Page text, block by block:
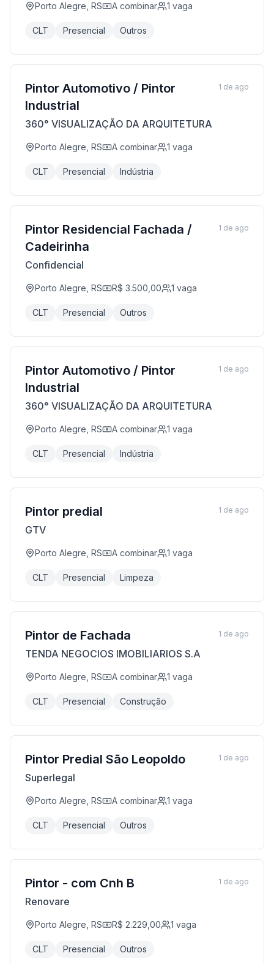
Porto Alegre, RS A combinar 1 vaga
CLT Presencial Outros
Pintor Automotivo / Pintor
Industrial
360° VISUALIZAÇÃO DA ARQUITETURA
Porto Alegre, RS A combinar 1 vaga
CLT Presencial Indústria
1 de ago
Pintor Residencial Fachada /
Cadeirinha
Confidencial
Porto Alegre, RS R$ 3.500,00 1 vaga
CLT Presencial Outros
1 de ago
Pintor Automotivo / Pintor
Industrial
360° VISUALIZAÇÃO DA ARQUITETURA
Porto Alegre, RS A combinar 1 vaga
CLT Presencial Indústria
1 de ago
Pintor predial
GTV
Porto Alegre, RS A combinar 1 vaga
CLT Presencial Limpeza
1 de ago
Pintor de Fachada
TENDA NEGOCIOS IMOBILIARIOS S.A
Porto Alegre, RS A combinar 1 vaga
CLT Presencial Construção
1 de ago
Pintor Predial São Leopoldo
Superlegal
Porto Alegre, RS A combinar 1 vaga
CLT Presencial Outros
1 de ago
Pintor - com Cnh B
Renovare
Porto Alegre, RS R$ 2.229,00 1 vaga
CLT Presencial Outros
1 de ago